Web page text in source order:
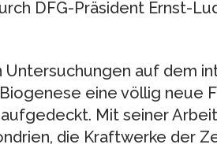
DFG-Präsident Ernst-
Untersuchungen auf dem
eine völlig neue
Mit seiner
die Kraftwerke der